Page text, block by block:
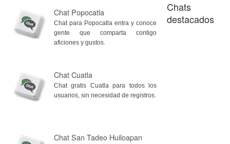
Chat Popocatla
Chat para Popocatla entra y conoce
gente que comparta contigo
aficiones y gustos.
Chat Cuatla
Chat gratis Cuatla para todos los
usuarios, sin necesidad de registros.
Chat San Tadeo Huiloapan
Chats
destacados